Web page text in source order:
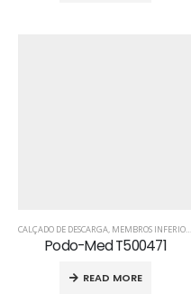
CALÇADO DE DESCARGA, MEMBROS INFERIORES
Podo-Med T500471
READ MORE